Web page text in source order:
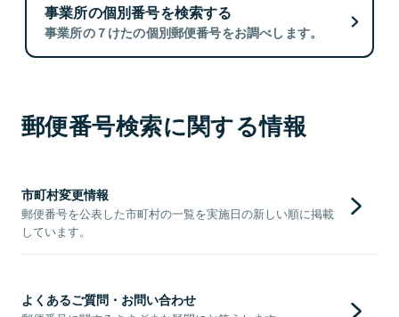
事業所の個別番号を検索する
事業所の７けたの個別郵便番号をお調べします。
郵便番号検索に関する情報
市町村変更情報
郵便番号を公表した市町村の一覧を実施日の新しい順に掲載
しています。
よくあるご質問・お問い合わせ